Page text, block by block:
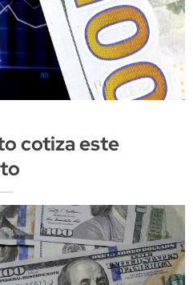
cotiza este